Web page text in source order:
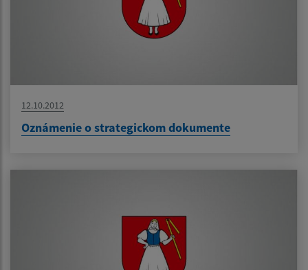
12.10.2012
Oznámenie o strategickom dokumente